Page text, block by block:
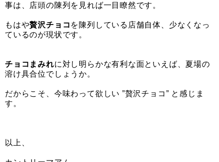
事は、店頭の陳列を見れば一目瞭然です。
もはや贅沢チョコ を陳列している店舗自体、少なくなっ
ているのが現状です。
チョコまみれに対し明らかな有利な面といえば、夏場の
溶け具合位でしょうか。
だからこそ、今味わって欲しい ”贅沢チョコ” と感じま
す。
以上、